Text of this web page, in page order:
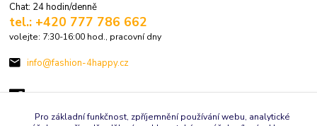
Chat: 24 hodin/denně
tel.: +420 777 786 662
volejte: 7:30-16:00 hod., pracovní dny
info@fashion-4happy.cz
Pro základní funkčnost, zpříjemnění používání webu, analytické